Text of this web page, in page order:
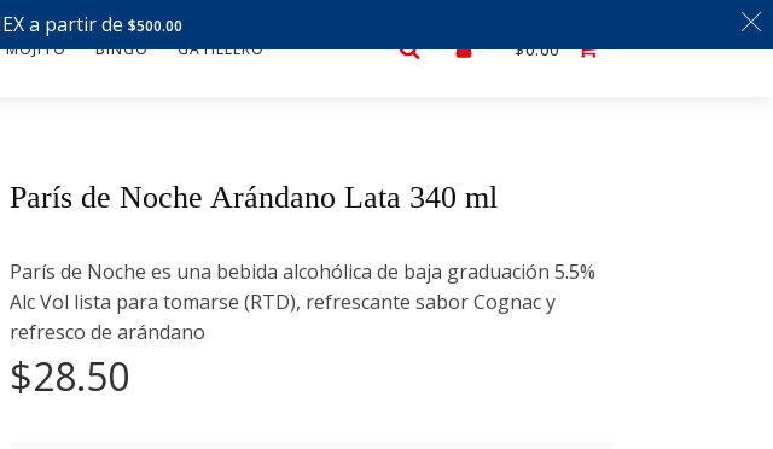
MOJITO BINGO GATILLERO $0.00
París de Noche Arándano Lata 340 ml
París de Noche es una bebida alcohólica de baja graduación 5.5%
Alc Vol lista para tomarse (RTD), refrescante sabor Cognac y
refresco de arándano
$28.50
a partir de $500.00